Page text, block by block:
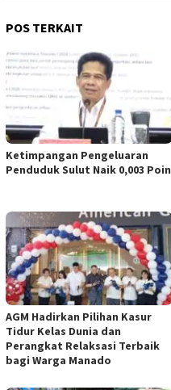
POS TERKAIT
Ketimpangan Pengeluaran
Penduduk Sulut Naik 0,003 Poin
AGM Hadirkan Pilihan Kasur
Tidur Kelas Dunia dan
Perangkat Relaksasi Terbaik
bagi Warga Manado